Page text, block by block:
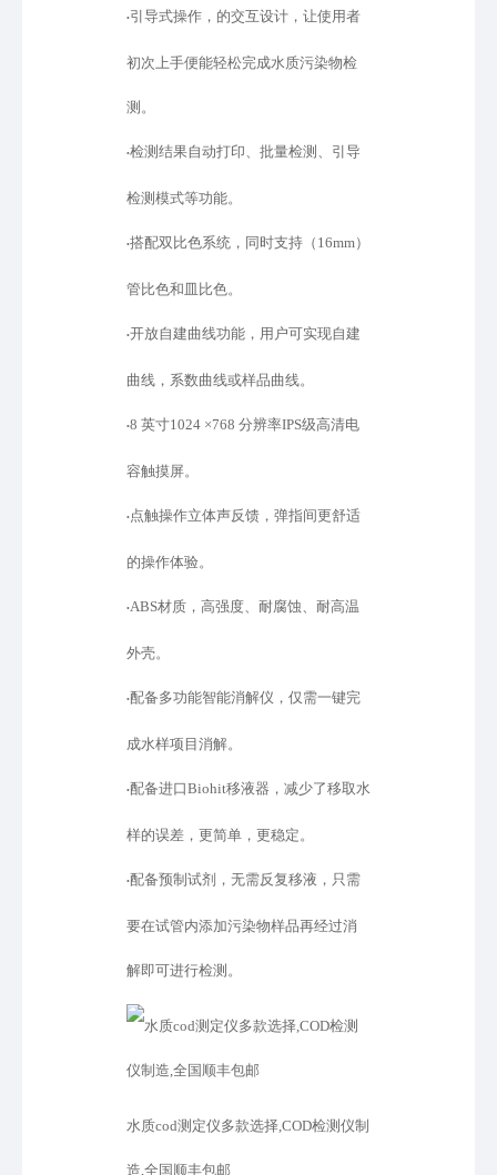
•引导式操作，的交互设计，让使用者
初次上手便能轻松完成水质污染物检
测。
•检测结果自动打印、批量检测、引导
检测模式等功能。
•搭配双比色系统，同时支持（ 16mm）
管比色和皿比色。
•开放自建曲线功能，用户可实现自建
曲线，系数曲线或样品曲线。
•8 英寸1024 ×768 分辨率IPS级高清电
容触摸屏。
•点触操作立体声反馈，弹指间更舒适
的操作体验。
•ABS材质，高强度、耐腐蚀、耐高温
外壳。
•配备多功能智能消解仪，仅需一键完
成水样项目消解。
•配备进口 Biohit移液器，减少了移取水
样的误差，更简单，更稳定。
•配备预制试剂，无需反复移液，只需
要在试管内添加污染物样品再经过消
解即可进行检测。
水质cod测定仪多款选择,COD检测仪制
造,全国顺丰包邮